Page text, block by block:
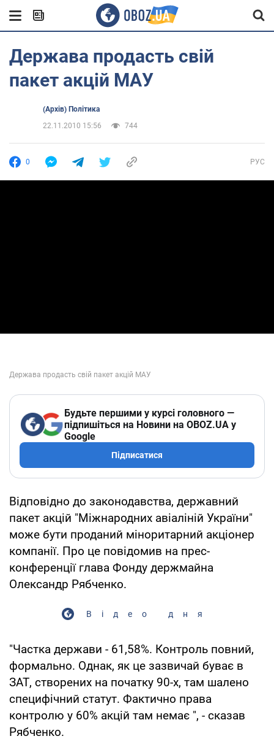
Держава продасть свій
пакет акцій МАУ
(Архів) Політика
22.11.2010 15:56
744
0 РУС
Будьте першими у курсі головного —
підпишіться на Новини на OBOZ.UA у
Google
Підписатися
Відповідно до законодавства, державний
пакет акцій "Міжнародних авіаліній України"
може бути проданий міноритарний акціонер
компанії. Про це повідомив на прес-
конференції глава Фонду держмайна
Олександр Рябченко.
Відео дня
"Частка держави - 61,58%. Контроль повний,
формально. Однак, як це зазвичай буває в
ЗАТ, створених на початку 90-х, там шалено
специфічний статут. Фактично права
контролю у 60% акцій там немає ", - сказав
Рябченко.